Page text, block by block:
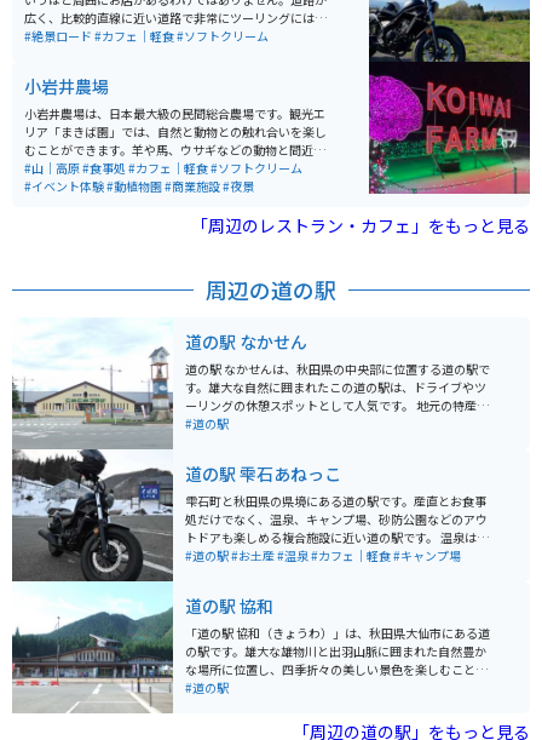
広く、比較的直線に近い道路で非常にツーリングには走
りやすい環境です。豊かな自然を味わいながらご飯を楽
ら、まったりゆっくりとツーリングするには、とってお
きのスポットです。小岩井農場へのアクセスも良好で、
お子様とのタンデムツーリングと共に動物とのふれあい
体験などもおすすめです。また、長山街道から小岩井農
場へ向かう道中や、小岩井農場周辺は、春になると盛大
な桜並木が待ち受けています！夏の避暑もおすすめです
は『花工房らら倶楽部』様脇の駐車場をご利用いただく
い。）交通量は多くありませんが、道路への駐停車はお
#絶景ロード #カフェ｜軽食#ソフトクリーム
小岩井農場
小岩井農場は、日本最大級の民間総合農場です。観光エ
リア「まきば園」では、自然と動物との触れ合いを楽し
むことができます。羊や馬、ウサギなどの動物と間近で
触れ合えるほか、乗馬やエサやりといった体験プログラ
ムも充実しています。また、バター作りや農場野菜の収
に用意されています。国の重要文化財にも指定されてお
産現場や100年の森などを見学できます。特に、国の重
要文化財に指定されている牛舎やサイロは必見です。農
場産の新鮮な食材を使った料理が堪能できるレストラン
やカフェがあり、ここでしか味わえないメニューが揃っ
ています。岩手山を背景にした美しい景色を楽しみなが
ら、一日中ゆったりと過ごせるスポットです。
#山｜高原#食事処 #カフェ｜軽食#ソフトクリーム
#イベント体験#動植物園#商業施設#夜景
「周辺のレストラン・カフェ」をもっと見る
周辺の道の駅
道の駅 なかせん
道の駅 なかせんは、秋田県の中央部に位置する道の駅で
す。雄大な自然に囲まれたこの道の駅は、ドライブやツ
ーリングの休憩スポットとして人気です。 地元の特産品
を販売するショップでは、新鮮な野菜や果物、手作りの
と間違いなしです。また、併設されているレストランで
は、地元の食材をふんだんに使用した郷土料理や、名物
の稲庭うどんを楽しむことができます。 バイクで訪れる
際は、道の駅に隣接する「北欧の杜公園」の散策がおす
すめです。風車や芝生広場が広がる園内は、開放感抜群
#道の駅
道の駅 雫石あねっこ
雫石町と秋田県の県境にある道の駅です。産直とお食事
処だけでなく、温泉、キャンプ場、砂防公園などのアウ
トドアも楽しめる複合施設に近い道の駅です。 温泉は厳
選かけ流しで温泉質はアルカリ単純泉で美肌に効果的と
では、雫石町ならではの食べ物や物産品も品ぞろえ豊富
になっています。 キャンプを楽しむ方にとっては、温泉
も近くにあり、より快適にキャンプを楽しめます。ま
た、手ぶらでもキャンプを楽しめるプランなどもあり、
初心者からファミリー、様々な方にキャンプを楽しんで
#道の駅#お土産#温泉#カフェ｜軽食#キャンプ場
道の駅 協和
「道の駅 協和（きょうわ）」は、秋田県大仙市にある道
の駅です。雄大な雄物川と出羽山脈に囲まれた自然豊か
な場所に位置し、四季折々の美しい景色を楽しむことが
できます。 地元産の新鮮な野菜や果物が並ぶ農産物直売
表するブランド米「あきたこまち」は、ここで買うのが
#道の駅
「周辺の道の駅」をもっと見る